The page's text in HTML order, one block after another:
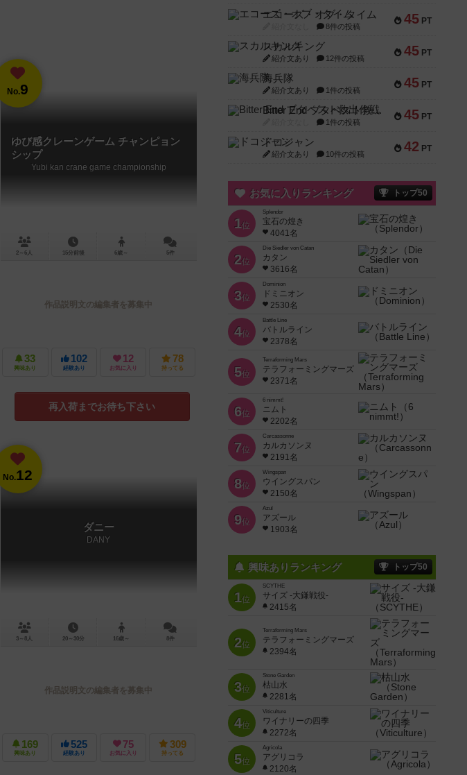
No.9
ゆび感クレーンゲーム チャンピョン
シップ
Yubi kan crane game championship
2～6人 15分前後 6歳～ 5件
作品説明文の編集者を募集中
33
興味あり
102
経験あり
12
お気に入り
78
持ってる
再入荷までお待ち下さい
No.12
ダニー
DANY
3～8人 20～30分 16歳～ 8件
作品説明文の編集者を募集中
169
興味あり
525
経験あり
75
お気に入り
309
持ってる
45 PT
エコーズ・オブ・タイム
8件の投稿
45 PT
スカルキング
紹介文あり 12件の投稿
45 PT
海兵隊
紹介文あり 1件の投稿
45 PT
Bitter End ブタペスト救出作戦
1件の投稿
42 PT
ドコジャン
紹介文あり 10件の投稿
お気に入りランキング トップ50
1位
Splendor
宝石の煌き
4041名
2位
Die Siedler von Catan
カタン
3616名
3位
Dominion
ドミニオン
2530名
4位
Battle Line
バトルライン
2378名
5位
Terraforming Mars
テラフォーミングマーズ
2371名
6位
6 nimmt!
ニムト
2202名
7位
Carcassonne
カルカソンヌ
2191名
8位
Wingspan
ウイングスパン
2150名
9位
Azul
アズール
1903名
興味ありランキング トップ50
1位
SCYTHE
サイズ -大鎌戦役-
2415名
2位
Terraforming Mars
テラフォーミングマーズ
2394名
3位
Stone Garden
枯山水
2281名
4位
Viticulture
ワイナリーの四季
2272名
5位
Agricola
アグリコラ
2120名